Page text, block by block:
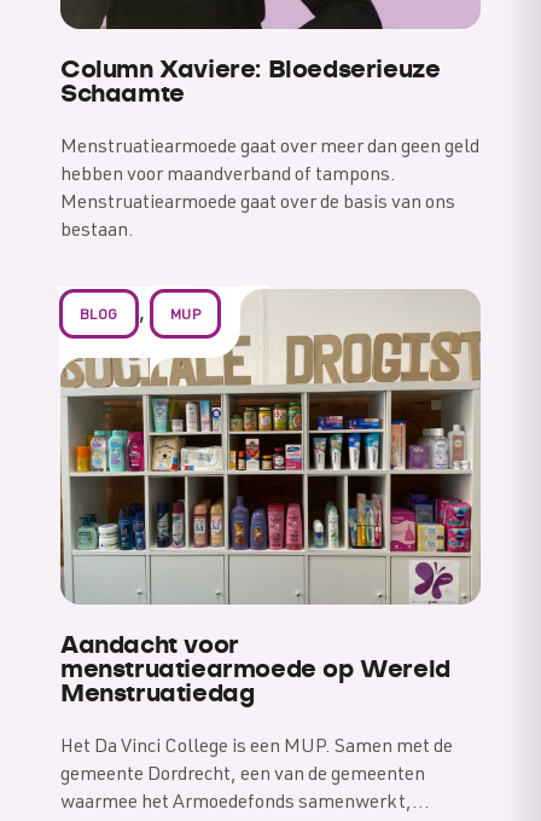
Column Xaviere: Bloedserieuze
Schaamte
Menstruatiearmoede gaat over meer dan geen geld
hebben voor maandverband of tampons.
Menstruatiearmoede gaat over de basis van ons
bestaan.
Aandacht voor
menstruatiearmoede op Wereld
Menstruatiedag
BLOG , MUP
Het Da Vinci College is een MUP. Samen met de
gemeente Dordrecht, een van de gemeenten
waarmee het Armoedefonds samenwerkt,…